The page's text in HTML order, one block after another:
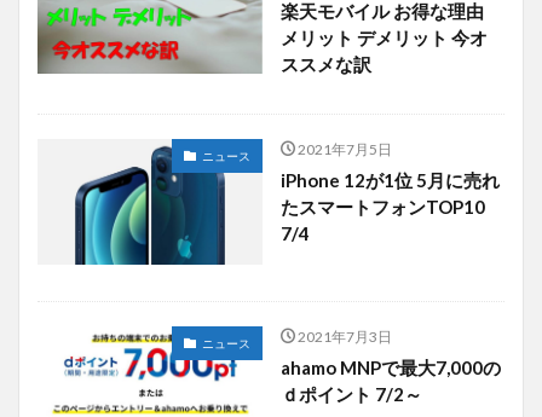
楽天モバイル お得な理由
メリット デメリット 今オ
ススメな訳
ニュース 2021年7月5日
iPhone 12が1位 5月に売れ
たスマートフォンTOP10
7/4
ニュース 2021年7月3日
ahamo MNPで最大7,000の
ｄポイント 7/2～